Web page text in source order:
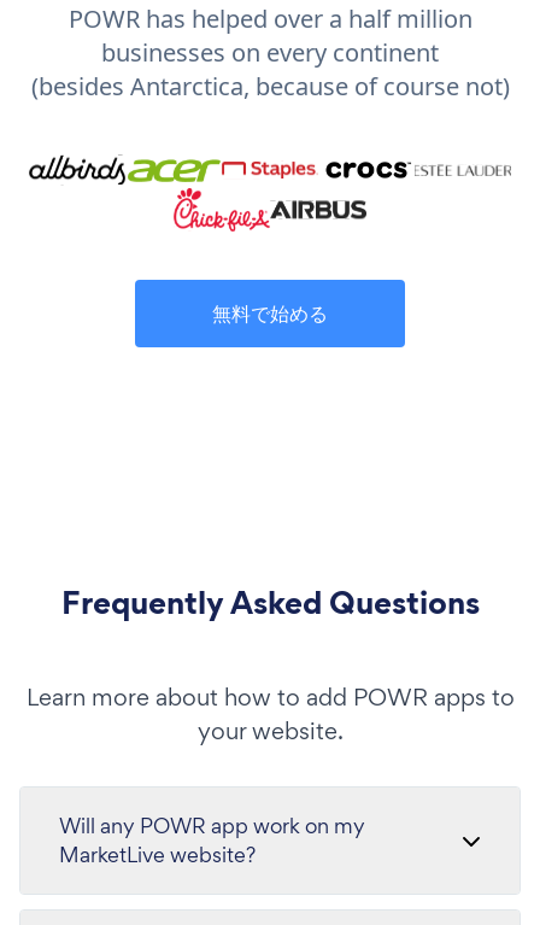
POWR has helped over a half million
businesses on every continent
(besides Antarctica, because of course not)
無料で始める
Frequently Asked Questions
Learn more about how to add POWR apps to
your website.
Will any POWR app work on my
MarketLive website?